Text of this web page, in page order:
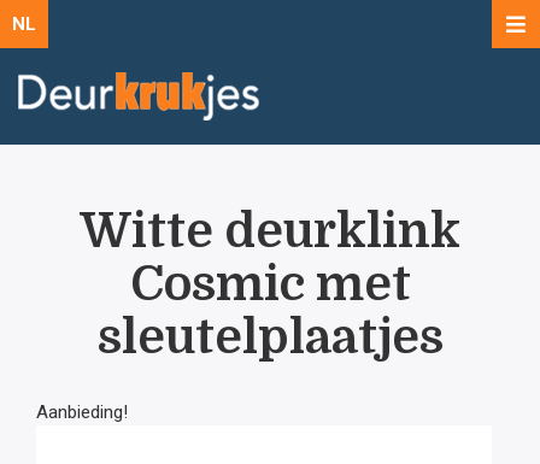
NL
Witte deurklink
Cosmic met
sleutelplaatjes
Aanbieding!